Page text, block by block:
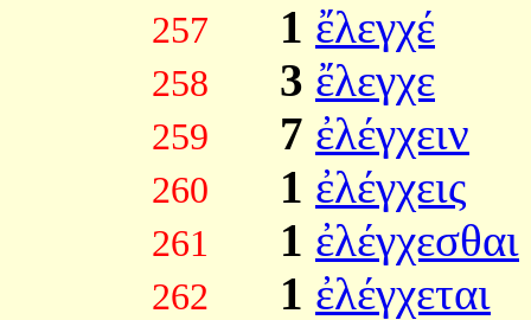
257 1 ἔλεγχέ
258 3 ἔλεγχε
259 7 ἐλέγχειν
260 1 ἐλέγχεις
261 1 ἐλέγχεσθαι
262 1 ἐλέγχεται